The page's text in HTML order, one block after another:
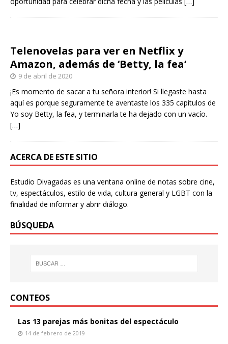
Telenovelas para ver en Netflix y
Amazon, además de ‘Betty, la fea’
9 de abril de 2020
¡Es momento de sacar a tu señora interior! Si llegaste hasta
aquí es porque seguramente te aventaste los 335 capítulos de
Yo soy Betty, la fea, y terminarla te ha dejado con un vacío.
[…]
ACERCA DE ESTE SITIO
Estudio Divagadas es una ventana online de notas sobre cine,
tv, espectáculos, estilo de vida, cultura general y LGBT con la
finalidad de informar y abrir diálogo.
BÚSQUEDA
CONTEOS
Las 13 parejas más bonitas del espectáculo
14 de febrero de 2019